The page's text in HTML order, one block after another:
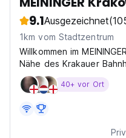
9.1Ausgezeichnet
1km vom Stadtzentrum
Willkommen im
Nähe des Krakauer
nur wenige Minuten mit
Altstadt entfernt. Unsere
40+ vor Ort